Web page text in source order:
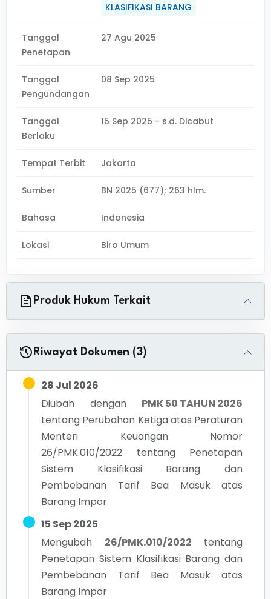
KLASIFIKASI BARANG
Tanggal
Penetapan
27 Agu 2025
Tanggal
Pengundangan
08 Sep 2025
Tanggal
Berlaku
15 Sep 2025 - s.d. Dicabut
Tempat Terbit Jakarta
Sumber BN 2025 (677); 263 hlm.
Bahasa Indonesia
Lokasi Biro Umum
Produk Hukum Terkait
Riwayat Dokumen (3)
28 Jul 2026
Diubah dengan
PMK 50 TAHUN 2026
tentang Perubahan Ketiga atas Peraturan
Menteri Keuangan Nomor
26/PMK.010/2022 tentang Penetapan
Sistem Klasifikasi Barang dan
Pembebanan Tarif Bea Masuk atas
Barang Impor
15 Sep 2025
Mengubah
26/PMK.010/2022
tentang
Penetapan Sistem Klasifikasi Barang dan
Pembebanan Tarif Bea Masuk atas
Barang Impor